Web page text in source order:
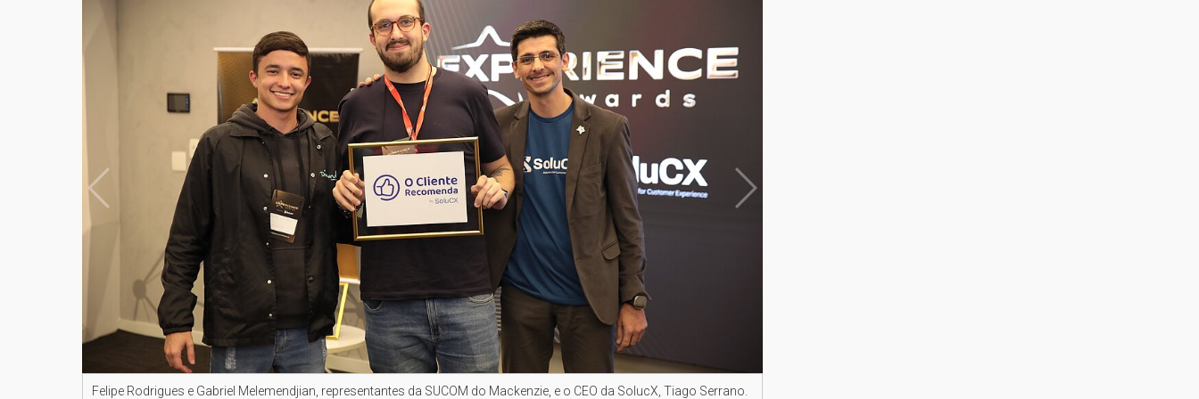
Felipe Rodrigues e Gabriel Melemendjian, representantes da SUCOM do Mackenzie, e o CEO da SolucX, Tiago Serrano.